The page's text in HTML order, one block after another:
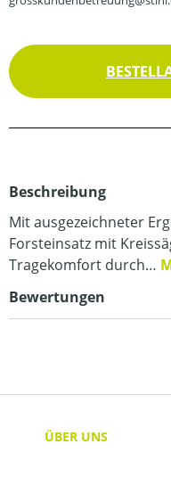
Beschreibung
Mit ausgezeichneter
Forsteinsatz mit
Tragekomfort durch…
Bewertungen
ÜBER UNS